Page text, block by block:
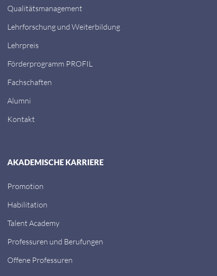
Qualitätsmanagement
Lehrforschung und Weiterbildung
Lehrpreis
Förderprogramm PROFIL
Fachschaften
Alumni
Kontakt
AKADEMISCHE KARRIERE
Promotion
Habilitation
Talent Academy
Professuren und Berufungen
Offene Professuren